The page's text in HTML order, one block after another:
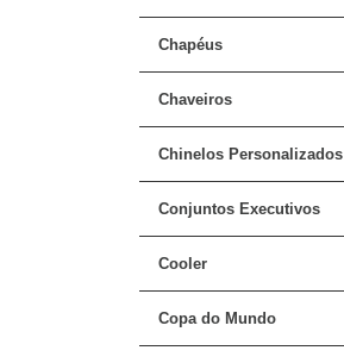
Chapéus
Chaveiros
Chinelos Personalizados
Conjuntos Executivos
Cooler
Copa do Mundo